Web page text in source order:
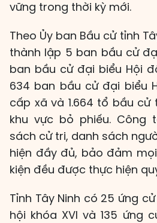
vững trong thời kỳ mới.
Theo Ủy ban Bầu cử tỉnh
thành lập 5 ban bầu cử
ban bầu cử đại biểu Hội
634 ban bầu cử đại biểu
cấp xã và 1.664 tổ bầu cử
khu vực bỏ phiếu. Công
sách cử tri, danh sách
hiện đầy đủ, bảo đảm
kiện đều được thực hiện
Tỉnh Tây Ninh có 25 ứng
hội khóa XVI và 135 ứng